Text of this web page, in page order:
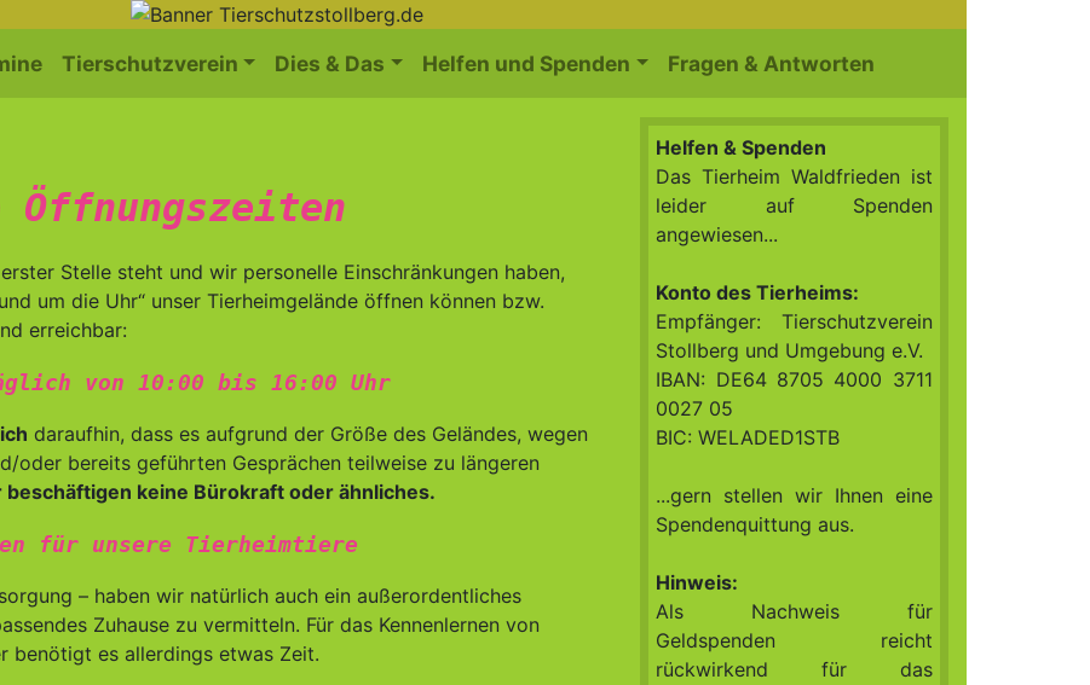
Tierschutzverein Dies & Das Helfen und Spenden Fragen & Antworten
Öffnungszeiten
Stelle steht und wir personelle Einschränkungen haben,
um die Uhr“ unser Tierheimgelände öffnen können bzw.
erreichbar:
von 10:00 bis 16:00 Uhr
daraufhin, dass es aufgrund der Größe des Geländes, wegen
oder bereits geführten Gesprächen teilweise zu längeren
beschäftigen keine Bürokraft oder ähnliches.
für unsere Tierheimtiere
– haben wir natürlich auch ein außerordentliches
Zuhause zu vermitteln. Für das Kennenlernen von
benötigt es allerdings etwas Zeit.
Helfen & Spenden
Das Tierheim Waldfrieden ist
leider auf Spenden
angewiesen...
Konto des Tierheims:
Empfänger: Tierschutzverein
Stollberg und Umgebung e.V.
IBAN: DE64 8705 4000 3711
0027 05
BIC: WELADED1STB
...gern stellen wir Ihnen eine
Spendenquittung aus.
Hinweis:
Als Nachweis für
Geldspenden reicht
rückwirkend für das